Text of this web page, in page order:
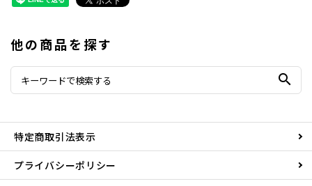
他の商品を探す
search
特定商取引法表示
プライバシーポリシー